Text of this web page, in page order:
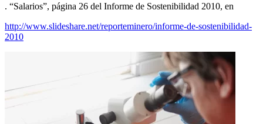
. “Salarios”, página 26 del Informe de Sostenibilidad 2010, en
http://www.slideshare.net/reporteminero/informe-de-sostenibilidad-
2010